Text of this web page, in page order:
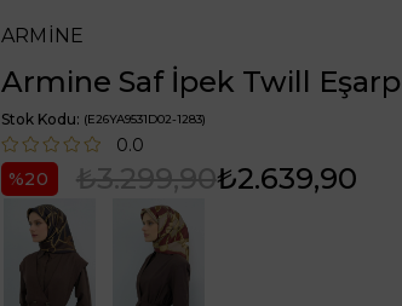
ARMİNE
Armine Saf İpek Twill
Stok Kodu (E26YA9531D02-1283)
0.0
20
₺3.299,90₺2.639,90